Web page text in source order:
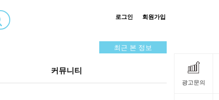
광고문의
로그인 회원가입
최근 본 정보
커뮤니티